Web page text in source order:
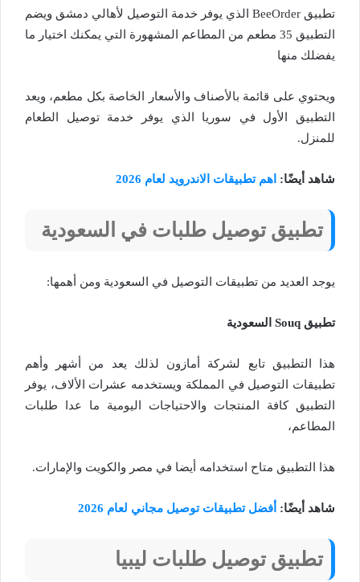
تطبيق BeeOrder الذي يوفر خدمة التوصيل لأهالي دمشق ويضم
التطبيق 35 مطعم من المطاعم المشهورة التي يمكنك اختيار ما
يفضلك منها
ويحتوي على قائمة بالأصناف والأسعار الخاصة بكل مطعم، ويعد
التطبيق الأول في سوريا الذي يوفر خدمة توصيل الطعام
للمنزل.
شاهد أيضًا: اهم تطبيقات الاندرويد لعام 2026
تطبيق توصيل طلبات في السعودية
يوجد العديد من تطبيقات التوصيل في السعودية ومن أهمها:
تطبيق Souq السعودية
هذا التطبيق تابع لشركة أمازون لذلك يعد من أشهر وأهم
تطبيقات التوصيل في المملكة ويستخدمه عشرات الألاف، يوفر
التطبيق كافة المنتجات والاحتياجات اليومية ما عدا طلبات
المطاعم،
هذا التطبيق متاح استخدامه أيضا في مصر والكويت والإمارات.
شاهد أيضًا: أفضل تطبيقات توصيل مجاني لعام 2026
تطبيق توصيل طلبات ليبيا